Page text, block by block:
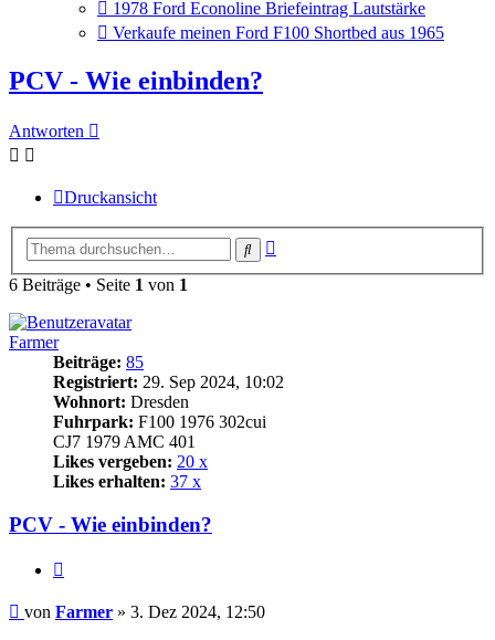
Beitrag
letzten
Beitrag
Gehe
zum
letzten
1978 Ford Econoline Briefeintrag Lautstärke
Gehe
letzten
Beitrag
Verkaufe meinen Ford F100 Shortbed aus 1965
PCV - Wie einbinden?
Antworten
Druckansicht
Suche
6 Beiträge • Seite 1 von 1
Farmer
Beiträge: 85
Registriert: 29. Sep 2024, 10:02
Wohnort: Dresden
Fuhrpark: F100 1976 302cui
CJ7 1979 AMC 401
Likes vergeben: 20 x
Likes erhalten: 37 x
PCV - Wie einbinden?
Beitrag
von Farmer » 3. Dez 2024, 12:50